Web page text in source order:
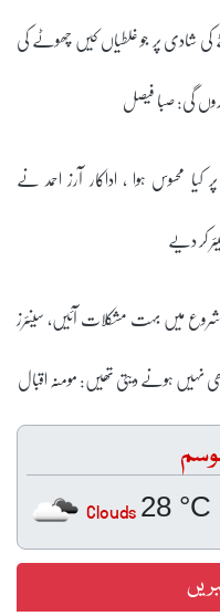
شادی پر جو غلطیاں کیں چھوٹے کی
گی: صبا فیصل
کیا محسوس ہوا ، اداکار آرز احمد نے
کر دیے
میں بہت مشکلات آئیں، سینئرز
نہیں ہونے دیتی تھیں: مومنہ اقبال
28 °C
Clouds